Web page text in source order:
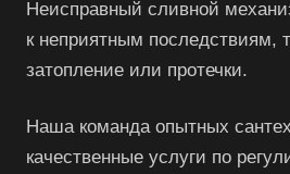
Неисправный сливной
к неприятным последствиям,
затопление или протечки.
Наша команда опытных
качественные услуги по